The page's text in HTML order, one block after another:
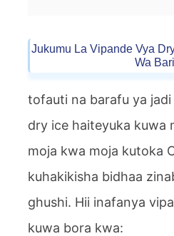
Jukumu La Vipande Vya
Wa
tofauti na barafu ya jadi
dry ice haiteyuka kuwa
moja kwa moja kutoka
kuhakikisha bidhaa
ghushi. Hii inafanya
kuwa bora kwa: